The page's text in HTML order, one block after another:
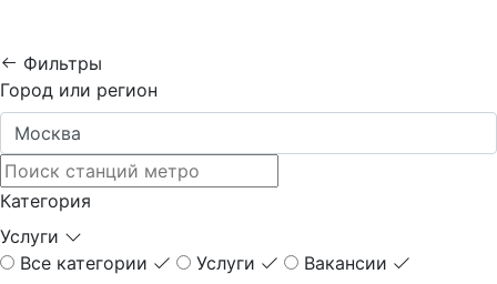
Фильтры
Город или регион
Категория
Услуги
Все категории
Услуги
Вакансии